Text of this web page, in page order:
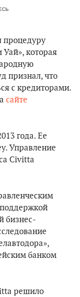
процедуру
Уай», которая
признал, что
с кредиторами.
сайте
года. Ее
Управление
Civitta
бизнес-
банком
решило